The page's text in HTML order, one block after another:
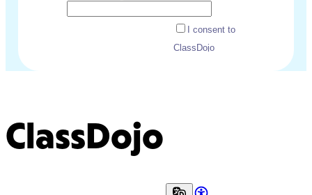
ClassDojo